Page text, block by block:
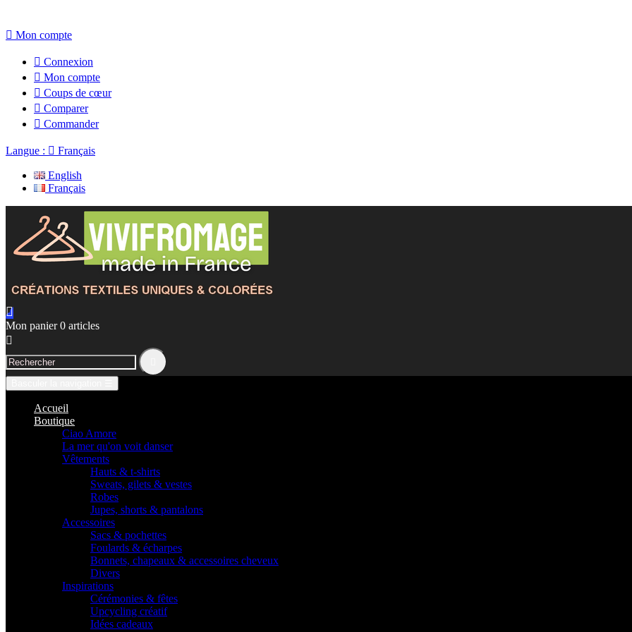
 Mon compte
 Connexion
 Mon compte
 Coups de cœur
 Comparer
 Commander
Langue :  Français
English
Français

Mon panier 0 articles

Accueil
Boutique
Ciao Amore
La mer qu'on voit danser
Vêtements
Hauts & t-shirts
Sweats, gilets & vestes
Robes
Jupes, shorts & pantalons
Accessoires
Sacs & pochettes
Foulards & écharpes
Bonnets, chapeaux & accessoires cheveux
Divers
Inspirations
Cérémonies & fêtes
Upcycling créatif
Idées cadeaux